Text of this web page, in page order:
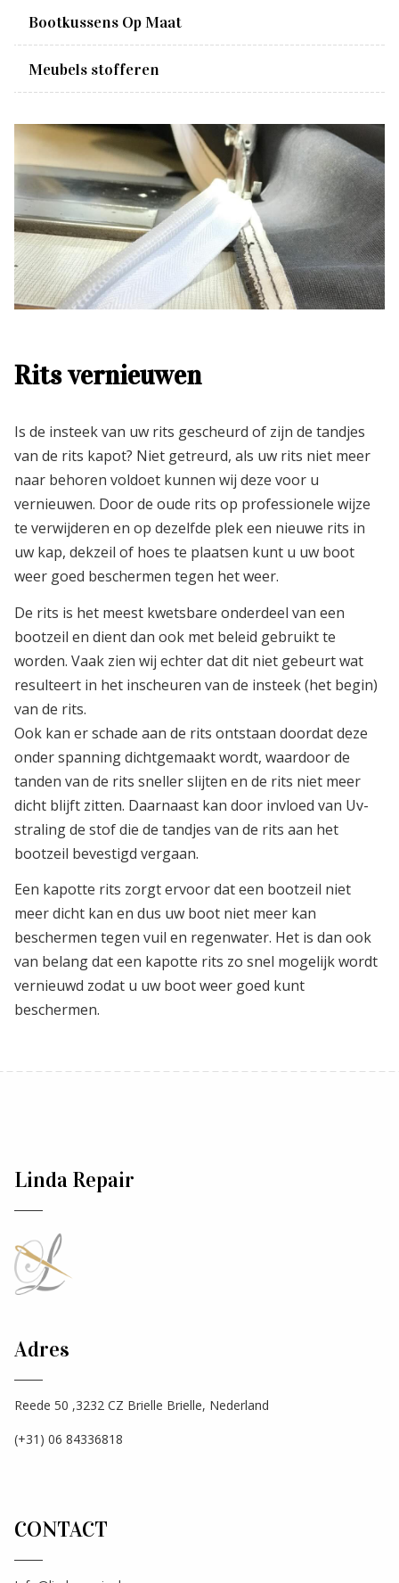
Bootkussens Op Maat
Meubels stofferen
Rits vernieuwen
Is de insteek van uw rits gescheurd of zijn de tandjes
van de rits kapot? Niet getreurd, als uw rits niet meer
naar behoren voldoet kunnen wij deze voor u
vernieuwen. Door de oude rits op professionele wijze
te verwijderen en op dezelfde plek een nieuwe rits in
uw kap, dekzeil of hoes te plaatsen kunt u uw boot
weer goed beschermen tegen het weer.
De rits is het meest kwetsbare onderdeel van een
bootzeil en dient dan ook met beleid gebruikt te
worden. Vaak zien wij echter dat dit niet gebeurt wat
resulteert in het inscheuren van de insteek (het begin)
van de rits.
Ook kan er schade aan de rits ontstaan doordat deze
onder spanning dichtgemaakt wordt, waardoor de
tanden van de rits sneller slijten en de rits niet meer
dicht blijft zitten. Daarnaast kan door invloed van Uv-
straling de stof die de tandjes van de rits aan het
bootzeil bevestigd vergaan.
Een kapotte rits zorgt ervoor dat een bootzeil niet
meer dicht kan en dus uw boot niet meer kan
beschermen tegen vuil en regenwater. Het is dan ook
van belang dat een kapotte rits zo snel mogelijk wordt
vernieuwd zodat u uw boot weer goed kunt
beschermen.
Linda Repair
Adres
Reede 50 ,3232 CZ Brielle Brielle, Nederland
(+31) 06 84336818
CONTACT